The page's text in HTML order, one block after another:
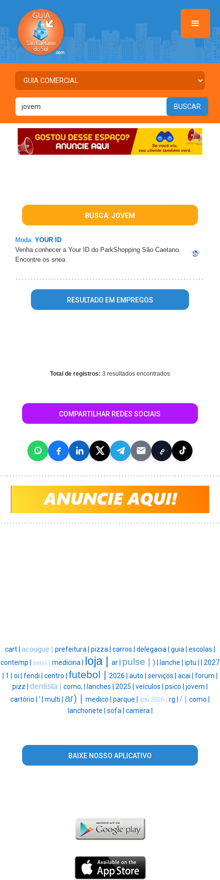
BUSCA: JOVEM
Moda: YOUR ID
Venha conhecer a Your ID do ParkShopping São Caetano.
Encontre os snea
RESULTADO EM EMPREGOS
Total de registros: 3 resultados encontrados
COMPARTILHAR REDES SOCIAIS
cart | acougue | prefeitura | pizza | carros | delegacia | guia | escolas |
contemp | servi | medicina | loja | ar | pulse | ) | lanche | iptu |
2027
1 | oi | fendi | centro | futebol | 2026 | auto | serviços | acai | forum |
pizz | dentista | como, | lanches | 2025 | veículos | psico | jovem |
cartório | ' | multi | ar) | medico | parque | iptu 2026 | rg | / | como |
lanchonete | sofa | camera |
BAIXE NOSSO APLICATIVO